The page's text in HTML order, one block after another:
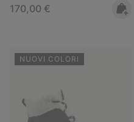
Regular price:
170,00 €
NUOVI COLORI